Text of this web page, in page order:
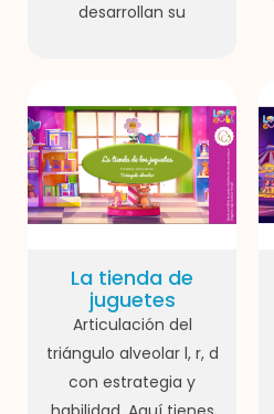
desarrollan su
La tienda de
juguetes
Articulación del
triángulo alveolar l, r, d
con estrategia y